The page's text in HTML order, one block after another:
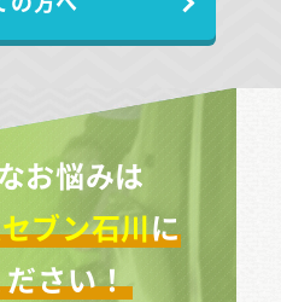
お悩みは
ブン石川に
さい！